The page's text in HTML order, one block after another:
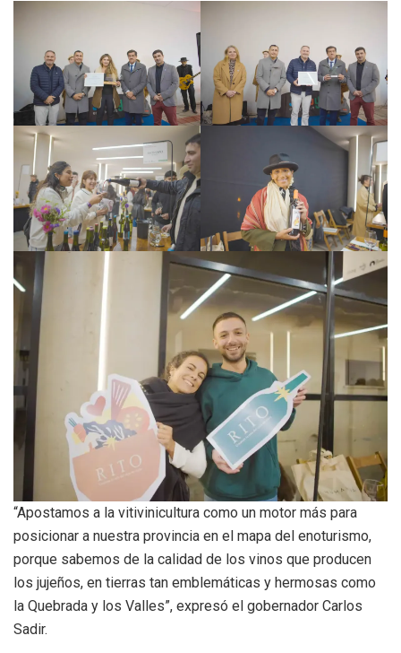
“Apostamos a la vitivinicultura como un motor más para
posicionar a nuestra provincia en el mapa del enoturismo,
porque sabemos de la calidad de los vinos que producen
los jujeños, en tierras tan emblemáticas y hermosas como
la Quebrada y los Valles”, expresó el gobernador Carlos
Sadir.